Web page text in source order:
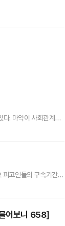
. 마약이 사회관계망
있어 마약 수사 공백에
피고인들의 구속기간
능성이 존재한다면서도
어보니 658]